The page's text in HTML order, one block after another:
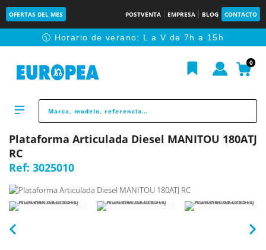
OFERTAS DEL MES POSTVENTA EMPRESA BLOG CONTACTO
🕥 Horario de verano: L a V de 7h a 15h
0
Plataforma Articulada Diesel MANITOU 180ATJ
RC
Ref: 3025010